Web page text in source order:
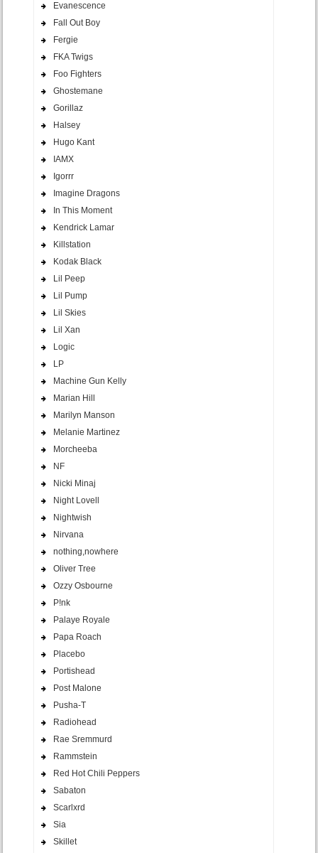
Evanescence
Fall Out Boy
Fergie
FKA Twigs
Foo Fighters
Ghostemane
Gorillaz
Halsey
Hugo Kant
IAMX
Igorrr
Imagine Dragons
In This Moment
Kendrick Lamar
Killstation
Kodak Black
Lil Peep
Lil Pump
Lil Skies
Lil Xan
Logic
LP
Machine Gun Kelly
Marian Hill
Marilyn Manson
Melanie Martinez
Morcheeba
NF
Nicki Minaj
Night Lovell
Nightwish
Nirvana
nothing,nowhere
Oliver Tree
Ozzy Osbourne
P!nk
Palaye Royale
Papa Roach
Placebo
Portishead
Post Malone
Pusha-T
Radiohead
Rae Sremmurd
Rammstein
Red Hot Chili Peppers
Sabaton
Scarlxrd
Sia
Skillet